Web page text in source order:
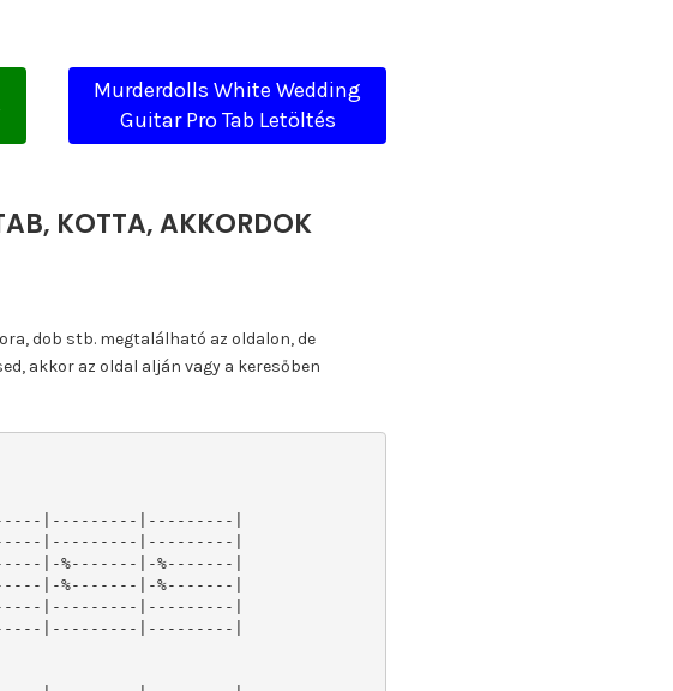
Murderdolls White Wedding
Guitar Pro Tab Letöltés
KOTTA, AKKORDOK
dob stb. megtalálható az oldalon, de
akkor az oldal alján vagy a keresőben
|---------|---------|
|---------|---------|
|-%-------|-%-------|
|-%-------|-%-------|
|---------|---------|
|---------|---------|